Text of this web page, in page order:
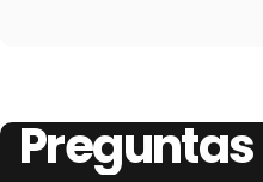
Preguntas